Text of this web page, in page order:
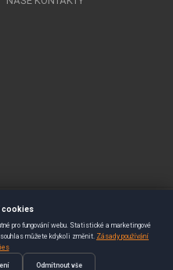
práva vyhrazena.
cookies
pro fungování webu. Statistické a marketingové
můžete kdykoli změnit. Zásady používání
Odmítnout vše